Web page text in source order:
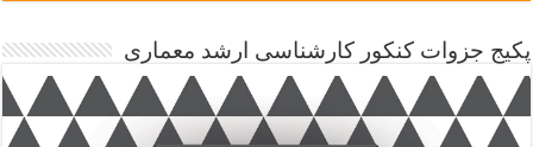
پکیج جزوات کنکور کارشناسی ارشد معماری